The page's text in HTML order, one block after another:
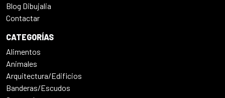
Blog Dibujalia
Contactar
CATEGORÍAS
Alimentos
Animales
Arquitectura/Edificios
Banderas/Escudos